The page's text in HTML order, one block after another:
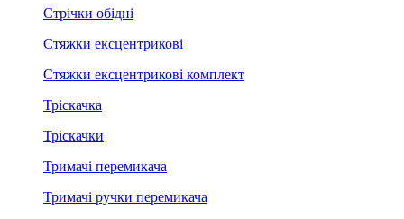
Стрічки обідні
Стяжки ексцентрикові
Стяжки ексцентрикові комплект
Тріскачка
Тріскачки
Тримачі перемикача
Тримачі ручки перемикача